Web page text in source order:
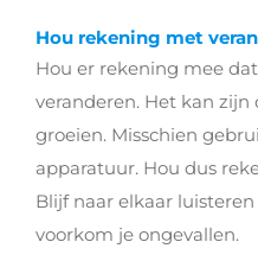
Hou rekening met
Hou er rekening mee
veranderen. Het kan zijn
groeien. Misschien
apparatuur. Hou dus
Blijf naar elkaar luisteren
voorkom je ongevallen.